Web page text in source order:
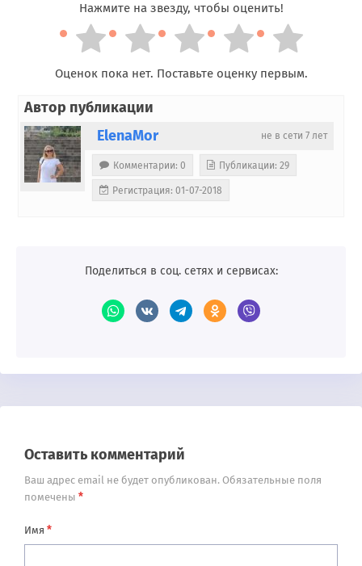
Нажмите на звезду, чтобы оценить!
Оценок пока нет. Поставьте оценку первым.
Автор публикации
не в сети 7 лет
ElenaMor
Комментарии: 0 Публикации: 29
Регистрация: 01-07-2018
Поделиться в соц. сетях и сервисах:
Оставить комментарий
Ваш адрес email не будет опубликован. Обязательные поля
помечены *
Имя *